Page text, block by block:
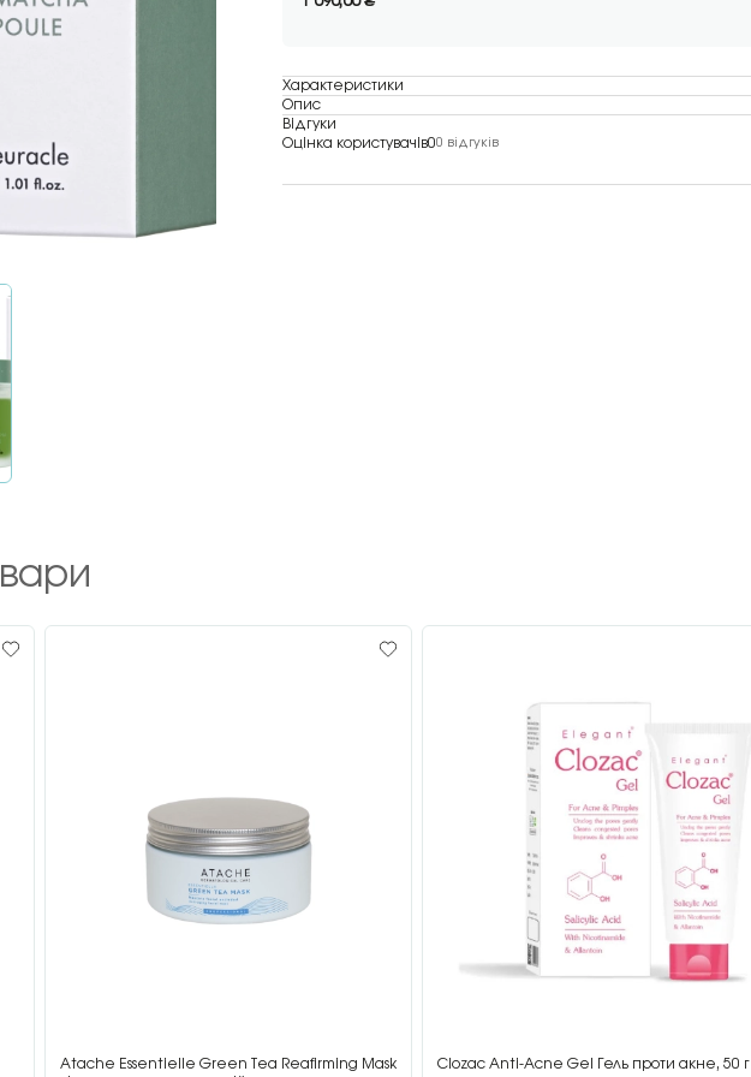
Характеристики
Опис
Відгуки
Оцінка користувачів00 відгуків
Atache Essentielle Green Tea Reafirming Mask
Clozac Anti-Acne Gel Гель проти акне, 50 г